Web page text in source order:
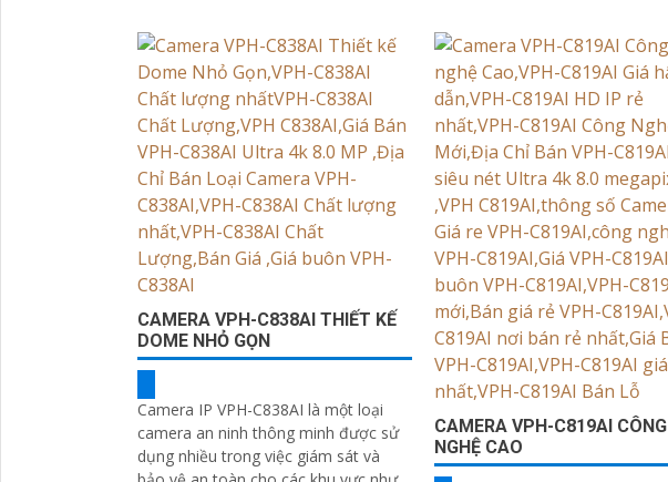
CAMERA VPH-C838AI THIẾT KẾ
DOME NHỎ GỌN
Camera IP VPH-C838AI là một loại
camera an ninh thông minh được sử
dụng nhiều trong việc giám sát và
CAMERA VPH-C819AI CÔNG
NGHỆ CAO